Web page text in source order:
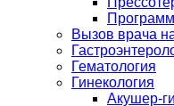
Вызов врача
Гематология
Гинекология
Акушер-